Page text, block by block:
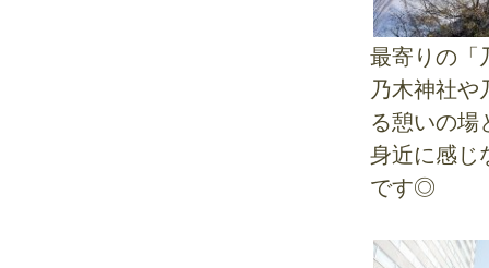
最寄りの「
乃木神社や
る憩いの場
身近に感じ
です◎